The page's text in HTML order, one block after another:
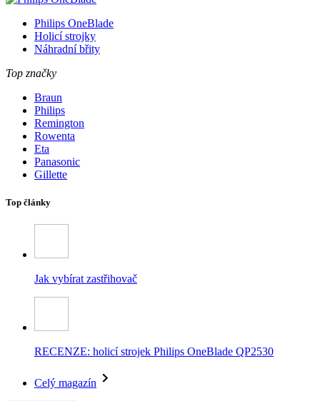
Philips OneBlade
Holicí strojky
Náhradní břity
Top značky
Braun
Philips
Remington
Rowenta
Eta
Panasonic
Gillette
Top články
Jak vybírat zastřihovač
RECENZE: holicí strojek Philips OneBlade QP2530
Celý magazín